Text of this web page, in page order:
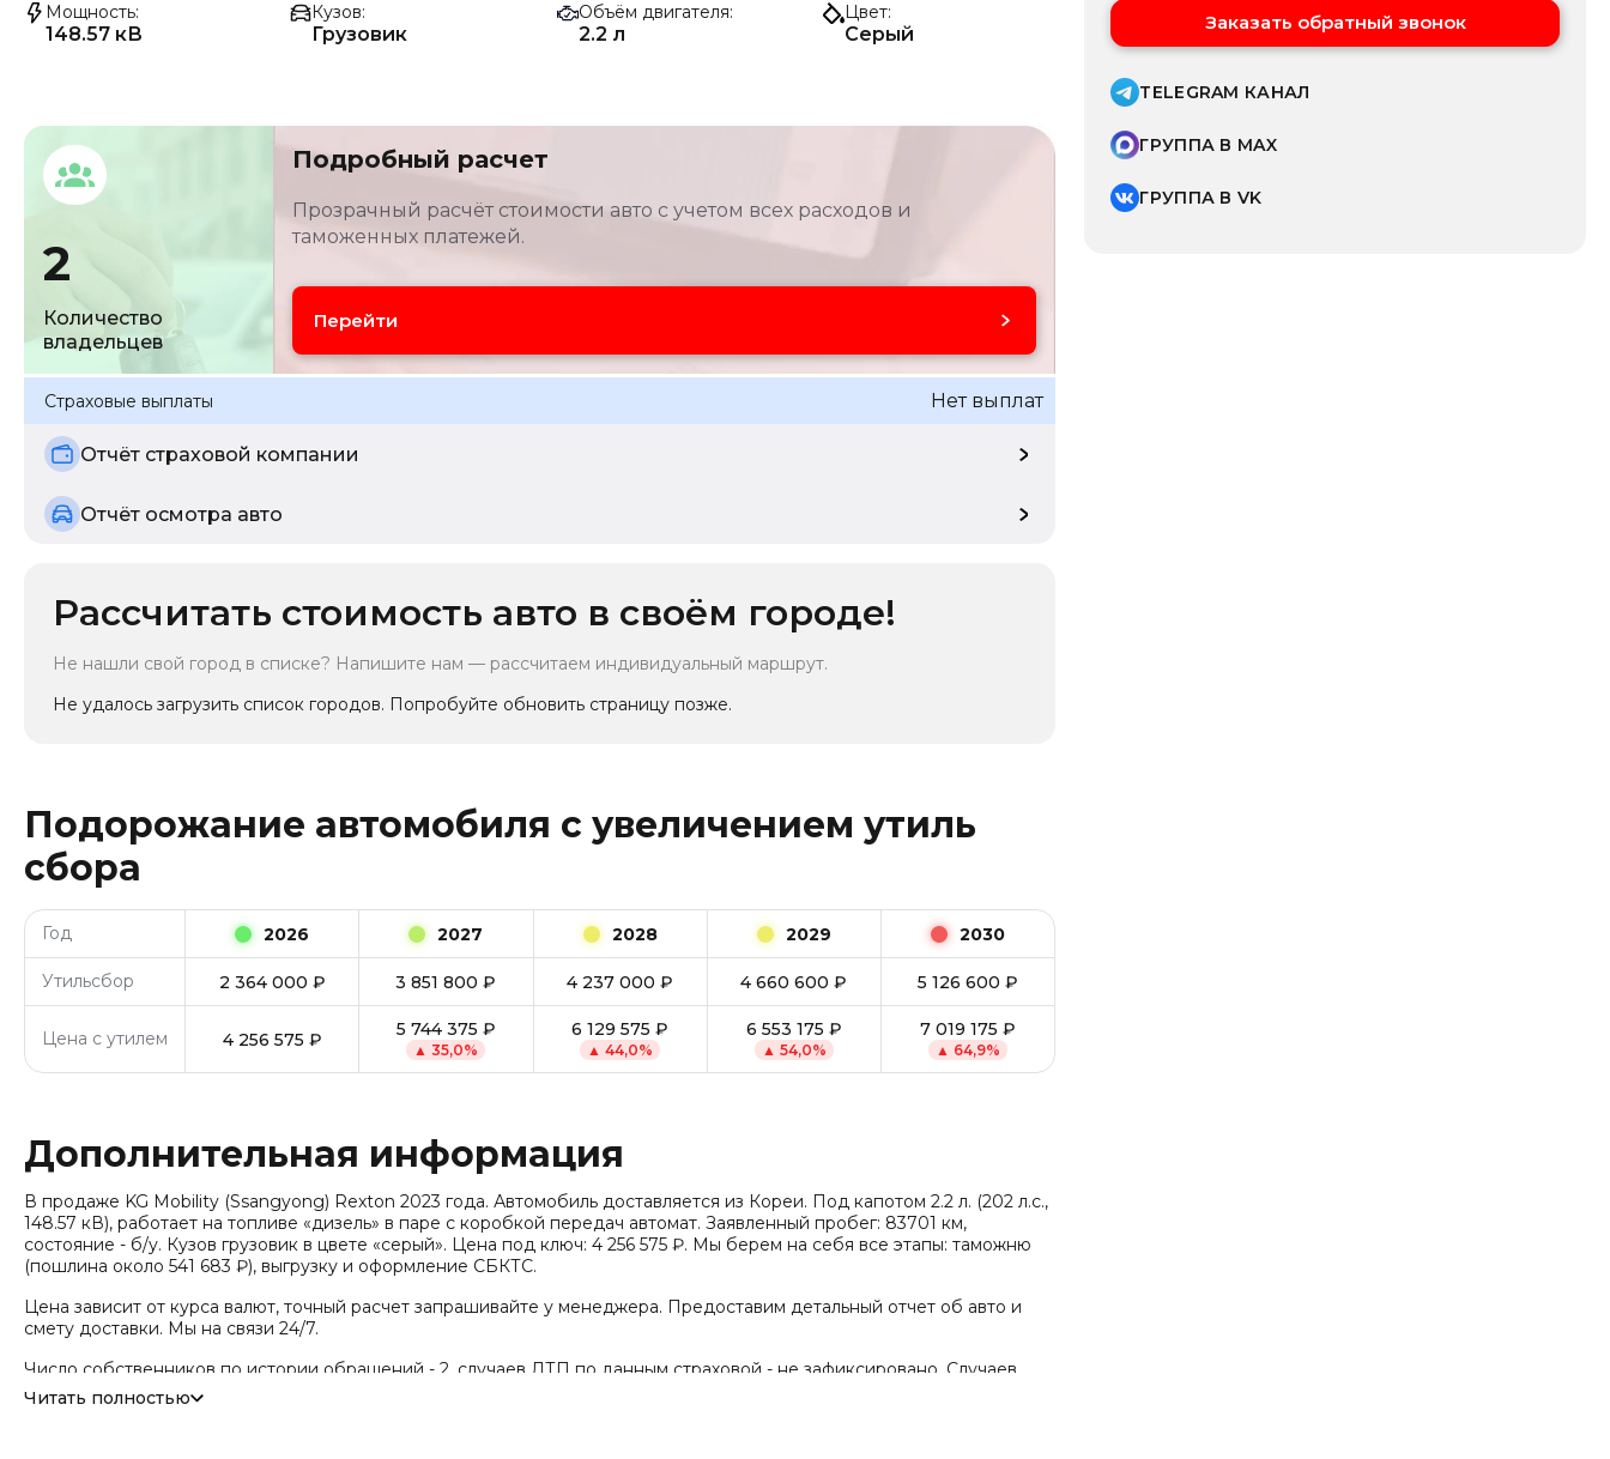
Мощность
148.57 кВ
Кузов
Грузовик
Объём двигателя
2.2 л
Цвет
Серый
2
Количество
владельцев
Подробный расчет
Прозрачный расчёт стоимости авто с учетом всех расходов и
таможенных платежей.
Перейти
Страховые выплаты Нет выплат
Отчёт страховой компании
Отчёт осмотра авто
Рассчитать стоимость авто в своём городе!
Не нашли свой город в списке? Напишите нам — рассчитаем индивидуальный маршрут.
Не удалось загрузить список городов. Попробуйте обновить страницу позже.
Подорожание автомобиля с увеличением утиль
сбора
Год 2026 2027 2028 2029 2030
Утильсбор 2 364 000 ₽ 3 851 800 ₽ 4 237 000 ₽ 4 660 600 ₽ 5 126 600 ₽
Цена с утилем 4 256 575 ₽ 5 744 375 ₽
▲35,0%
6 129 575 ₽
▲44,0%
6 553 175 ₽
▲ 54,0%
7 019 175 ₽
▲ 64,9%
Дополнительная информация
В продаже KG Mobility (Ssangyong) Rexton 2023 года. Автомобиль доставляется из Кореи. Под капотом 2.2 л. (202 л.с.,
148.57 кВ), работает на топливе «дизель» в паре с коробкой передач автомат. Заявленный пробег: 83701 км,
состояние - б/у. Кузов грузовик в цвете «серый». Цена под ключ: 4 256 575 ₽. Мы берем на себя все этапы: таможню
(пошлина около 541 683 ₽), выгрузку и оформление СБКТС.
Цена зависит от курса валют, точный расчет запрашивайте у менеджера. Предоставим детальный отчет об авто и
смету доставки. Мы на связи 24/7.
Число собственников по истории обращений - 2, случаев ДТП по данным страховой - не зафиксировано. Случаев
угона не зафиксировано.
Читать полностью
Заказать обратный звонок
TELEGRAM КАНАЛ
ГРУППА В MAX
ГРУППА В VK